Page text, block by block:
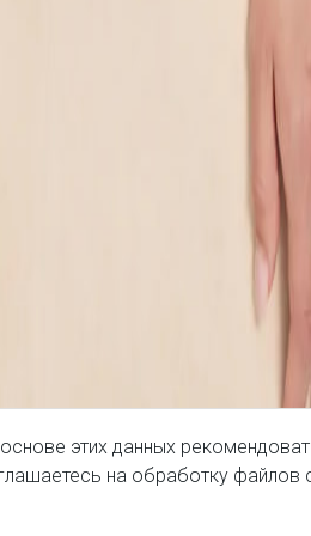
этих данных
на обработку файлов